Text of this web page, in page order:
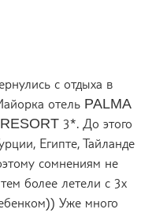
с отдыха в
отель PALMA
3*. До этого
Египте, Тайланде
сомнениям не
более летели с 3х
Уже много